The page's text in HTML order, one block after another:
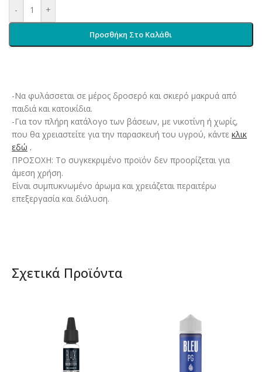
- +
Προσθήκη Στο Καλάθι
-Να φυλάσσεται σε μέρος δροσερό και σκιερό μακρυά από
παιδιά και κατοικίδια.
-Για τον πλήρη κατάλογο των βάσεων, με νικοτίνη ή χωρίς,
που θα χρειαστείτε για την παρασκευή του υγρού, κάντε κλικ
εδώ .
ΠΡΟΣΟΧΗ: Το συγκεκριμένο προϊόν δεν προορίζεται για
άμεση χρήση.
Είναι συμπυκνωμένο άρωμα και χρειάζεται περαιτέρω
επεξεργασία και διάλυση.
Σχετικά Προϊόντα